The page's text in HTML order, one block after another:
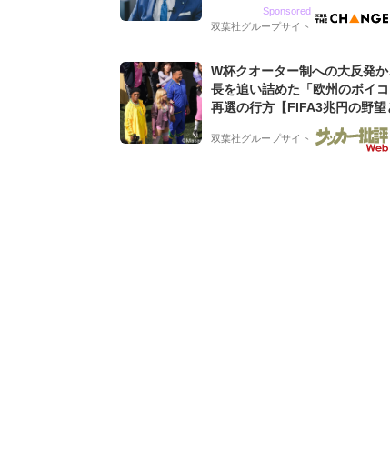
グ会社のアイデンティティ
Sponsored
双葉社グループサイト
W杯クオーター制への大反発
長を追い詰めた「欧州のボイ
再選の行方【FIFA3兆円の野望
ウンゴール、来年3月の会長選
双葉社グループサイト